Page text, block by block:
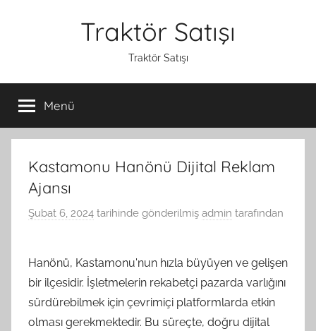
Traktör Satışı
Traktör Satışı
Menü
Kastamonu Hanönü Dijital Reklam
Ajansı
Şubat 6, 2024 tarihinde gönderilmiş admin tarafından
Hanönü, Kastamonu'nun hızla büyüyen ve gelişen
bir ilçesidir. İşletmelerin rekabetçi pazarda varlığını
sürdürebilmek için çevrimiçi platformlarda etkin
olması gerekmektedir. Bu süreçte, doğru dijital